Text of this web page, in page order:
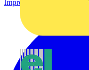
Impressum